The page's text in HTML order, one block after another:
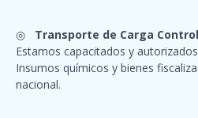
◎ Transporte de Carga
Estamos capacitados y
Insumos químicos y bienes
nacional.